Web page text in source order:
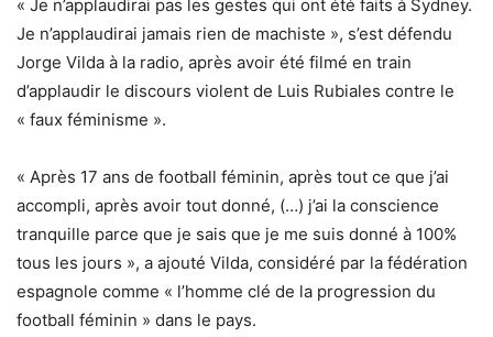
« Je n’applaudirai pas les gestes qui ont été faits à Sydney.
Je n’applaudirai jamais rien de machiste », s’est défendu
Jorge Vilda à la radio, après avoir été filmé en train
d’applaudir le discours violent de Luis Rubiales contre le
« faux féminisme ».
« Après 17 ans de football féminin, après tout ce que j’ai
accompli, après avoir tout donné, (…) j’ai la conscience
tranquille parce que je sais que je me suis donné à 100%
tous les jours », a ajouté Vilda, considéré par la fédération
espagnole comme « l’homme clé de la progression du
football féminin » dans le pays.